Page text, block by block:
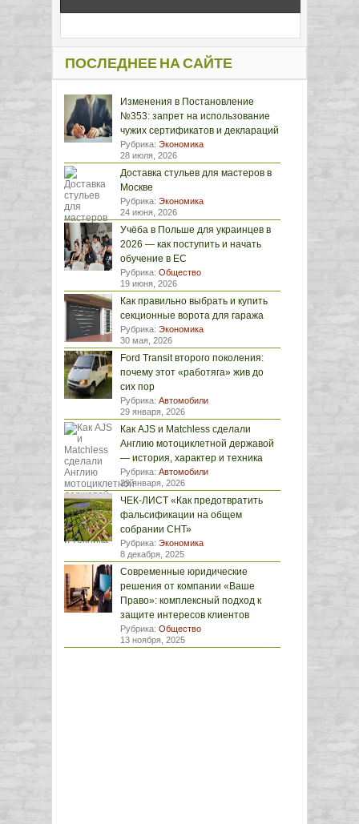
ПОСЛЕДНЕЕ НА САЙТЕ
Изменения в Постановление
№353: запрет на использование
чужих сертификатов и деклараций
Рубрика: Экономика
28 июля, 2026
Доставка стульев для мастеров в
Москве
Рубрика: Экономика
24 июня, 2026
Учёба в Польше для украинцев в
2026 — как поступить и начать
обучение в ЕС
Рубрика: Общество
19 июня, 2026
Как правильно выбрать и купить
секционные ворота для гаража
Рубрика: Экономика
30 мая, 2026
Ford Transit второго поколения:
почему этот «работяга» жив до
сих пор
Рубрика: Автомобили
29 января, 2026
Как AJS и Matchless сделали
Англию мотоциклетной державой
— история, характер и техника
Рубрика: Автомобили
29 января, 2026
ЧЕК-ЛИСТ «Как предотвратить
фальсификации на общем
собрании СНТ»
Рубрика: Экономика
8 декабря, 2025
Современные юридические
решения от компании «Ваше
Право»: комплексный подход к
защите интересов клиентов
Рубрика: Общество
13 ноября, 2025